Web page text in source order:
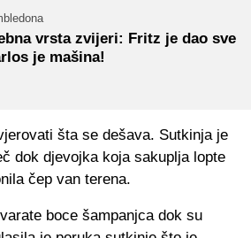
vrsta zvijeri: Fritz je dao sve
je mašina!
šta se dešava. Sutkinja je
dok djevojka koja sakuplja lopte
čep van terena.
boce šampanjca dok su